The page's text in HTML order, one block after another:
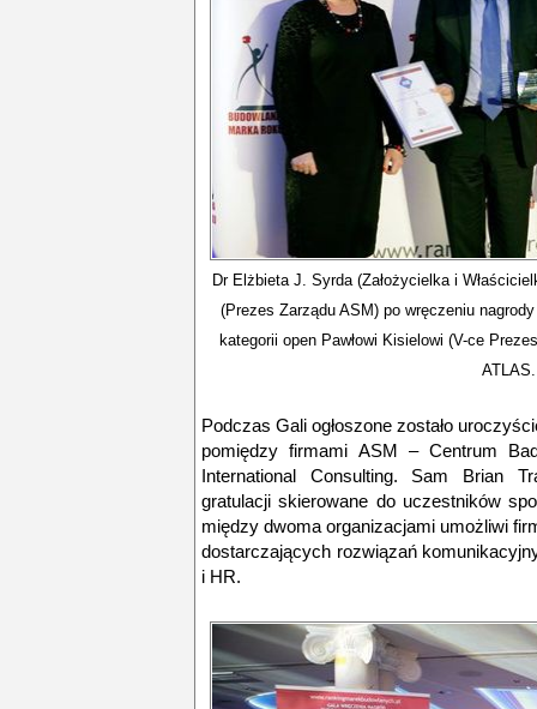
Dr Elżbieta J. Syrda (Założycielka i
(Prezes Zarządu ASM) po wręczeniu
kategorii open Pawłowi Kisielowi (V-ce
ATLAS.
Podczas Gali ogłoszone zostało
pomiędzy firmami ASM – Centrum
International Consulting. Sam Brian
gratulacji skierowane do uczestników
między dwoma organizacjami umożliwi
dostarczających rozwiązań
i HR.